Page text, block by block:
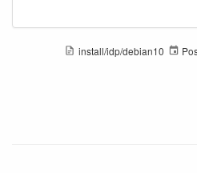
install/idp/debian10